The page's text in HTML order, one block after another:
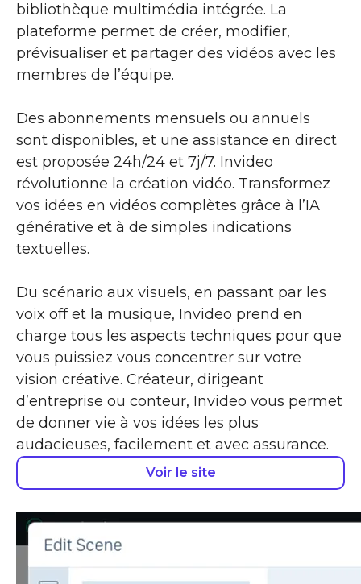
bibliothèque multimédia intégrée. La
plateforme permet de créer, modifier,
prévisualiser et partager des vidéos avec les
membres de l’équipe.
Des abonnements mensuels ou annuels
sont disponibles, et une assistance en direct
est proposée 24h/24 et 7j/7. Invideo
révolutionne la création vidéo. Transformez
vos idées en vidéos complètes grâce à l’IA
générative et à de simples indications
textuelles.
Du scénario aux visuels, en passant par les
voix off et la musique, Invideo prend en
charge tous les aspects techniques pour que
vous puissiez vous concentrer sur votre
vision créative. Créateur, dirigeant
d’entreprise ou conteur, Invideo vous permet
de donner vie à vos idées les plus
audacieuses, facilement et avec assurance.
Voir le site